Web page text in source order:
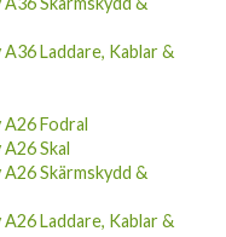
A36 Laddare, Kablar &
A26 Fodral
A26 Skal
A26 Skärmskydd &
A26 Laddare, Kablar &